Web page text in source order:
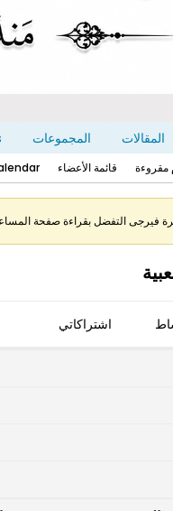
المقالات المجموعات
مقروءة قائمة الأعضاء
فيرجى التفضل بقراءة صفحة
اشتراكاتي